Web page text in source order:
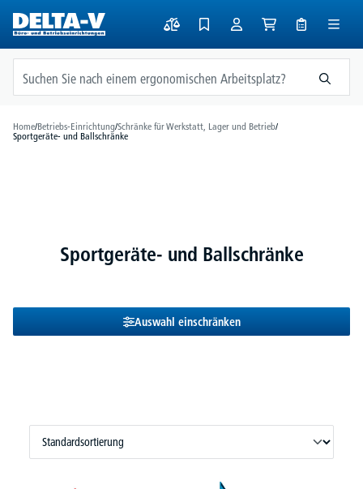
springen
Home/Betriebs-Einrichtung/Schränke für Werkstatt, Lager und Betrieb/
Sportgeräte- und Ballschränke
Sportgeräte- und Ballschränke
Auswahl einschränken